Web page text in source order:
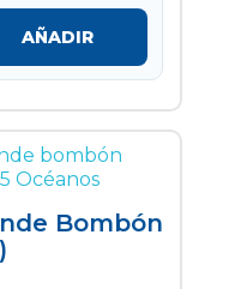
AÑADIR
Bombón